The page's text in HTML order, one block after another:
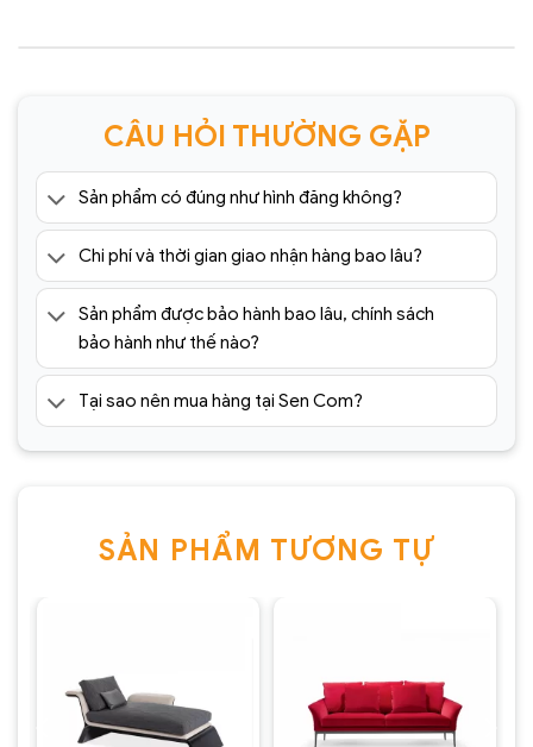
CÂU HỎI THƯỜNG GẶP
Sản phẩm có đúng như hình đăng không?
Chi phí và thời gian giao nhận hàng bao lâu?
Sản phẩm được bảo hành bao lâu, chính sách
bảo hành như thế nào?
Tại sao nên mua hàng tại Sen Com?
SẢN PHẨM TƯƠNG TỰ